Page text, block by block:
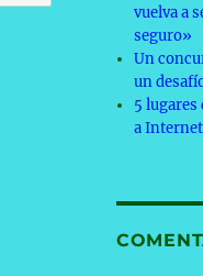
vuelva a
seguro»
Un
un
5 lugares
a